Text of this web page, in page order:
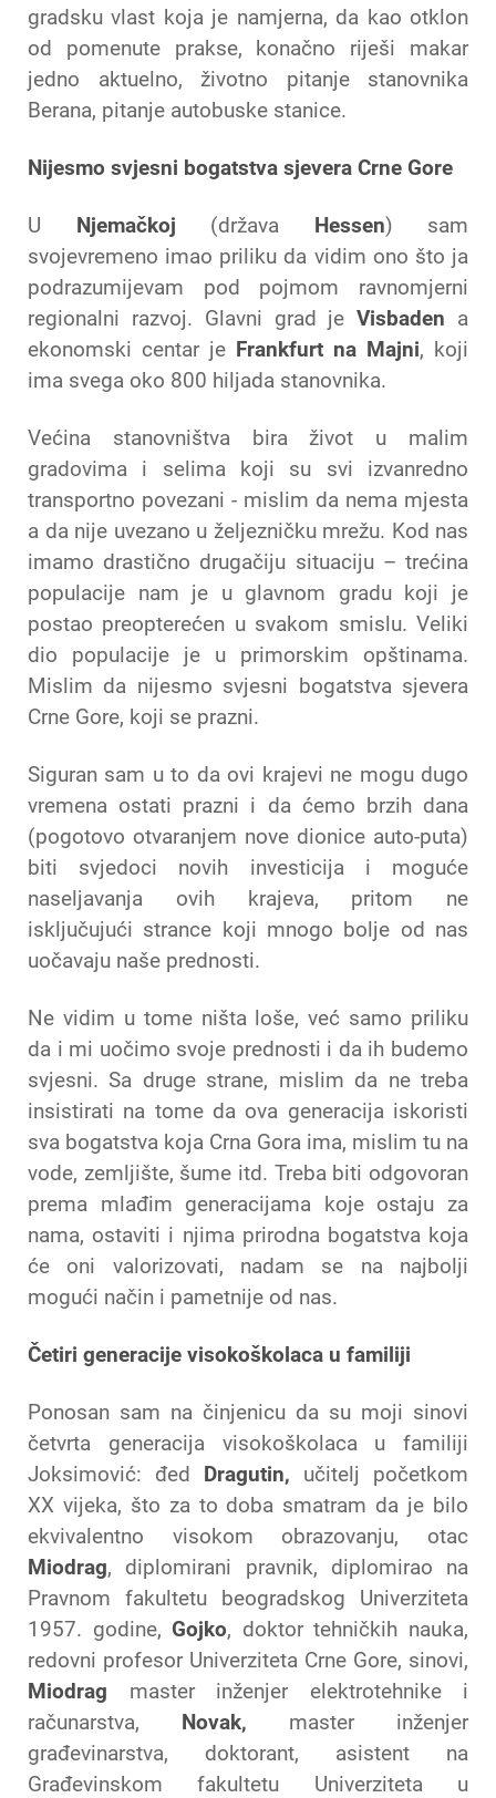
gradsku vlast koja je namjerna, da kao otklon
od pomenute prakse, konačno riješi makar
jedno aktuelno, životno pitanje stanovnika
Berana, pitanje autobuske stanice.
Nijesmo svjesni bogatstva sjevera Crne Gore
U Njemačkoj (država Hessen) sam
svojevremeno imao priliku da vidim ono što ja
podrazumijevam pod pojmom ravnomjerni
regionalni razvoj. Glavni grad jeVisbaden a
ekonomski centar je Frankfurt na Majni, koji
ima svega oko 800 hiljada stanovnika.
Većina stanovništva bira život u malim
gradovima i selima koji su svi izvanredno
transportno povezani - mislim da nema mjesta
a da nije uvezano u željezničku mrežu. Kod nas
imamo drastično drugačiju situaciju – trećina
populacije nam je u glavnom gradu koji je
postao preopterećen u svakom smislu. Veliki
dio populacije je u primorskim opštinama.
Mislim da nijesmo svjesni bogatstva sjevera
Crne Gore, koji se prazni.
Siguran sam u to da ovi krajevi ne mogu dugo
vremena ostati prazni i da ćemo brzih dana
(pogotovo otvaranjem nove dionice auto-puta)
biti svjedoci novih investicija i moguće
naseljavanja ovih krajeva, pritom ne
isključujući strance koji mnogo bolje od nas
uočavaju naše prednosti.
Ne vidim u tome ništa loše, već samo priliku
da i mi uočimo svoje prednosti i da ih budemo
svjesni. Sa druge strane, mislim da ne treba
insistirati na tome da ova generacija iskoristi
sva bogatstva koja Crna Gora ima, mislim tu na
vode, zemljište, šume itd. Treba biti odgovoran
prema mlađim generacijama koje ostaju za
nama, ostaviti i njima prirodna bogatstva koja
će oni valorizovati, nadam se na najbolji
mogući način i pametnije od nas.
Četiri generacije visokoškolaca u familiji
Ponosan sam na činjenicu da su moji sinovi
četvrta generacija visokoškolaca u familiji
Joksimović: đed Dragutin, učitelj početkom
XX vijeka, što za to doba smatram da je bilo
ekvivalentno visokom obrazovanju, otac
Miodrag, diplomirani pravnik, diplomirao na
Pravnom fakultetu beogradskog Univerziteta
1957. godine, Gojko, doktor tehničkih nauka,
redovni profesor Univerziteta Crne Gore, sinovi,
Miodrag master inženjer elektrotehnike i
računarstva, Novak, master inženjer
građevinarstva, doktorant, asistent na
Građevinskom fakultetu Univerziteta u